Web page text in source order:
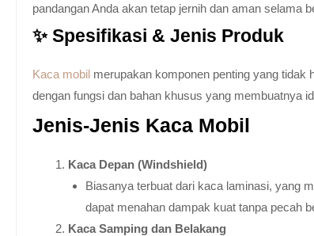
pandangan Anda akan tetap jernih dan aman selama
✨ Spesifikasi & Jenis Produk
Kaca mobilmerupakan komponen penting yang tidak
dengan fungsi dan bahan khusus yang membuatnya
Jenis-Jenis Kaca Mobil
Kaca Depan (Windshield)
Biasanya terbuat dari kaca laminasi, yang
dapat menahan dampak kuat tanpa pecah
Kaca Samping dan Belakang